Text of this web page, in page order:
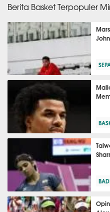
Berita Basket Terpopuler